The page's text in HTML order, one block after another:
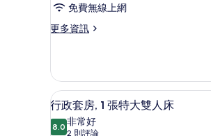
所
有
免費無線上網
更多資訊
更
客
房
的
詳
情
顯
示
行
8
行政套房, 1 張特大雙人床
8.08.0 分，滿分 10 分
非常好
2 則評論